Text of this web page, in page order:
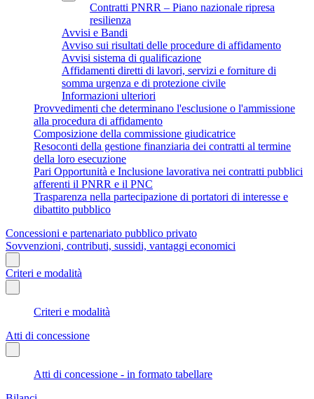
Contratti PNRR – Piano nazionale ripresa
resilienza
Avvisi e Bandi
Avviso sui risultati delle procedure di affidamento
Avvisi sistema di qualificazione
Affidamenti diretti di lavori, servizi e forniture di
somma urgenza e di protezione civile
Informazioni ulteriori
Provvedimenti che determinano l'esclusione o l'ammissione
alla procedura di affidamento
Composizione della commissione giudicatrice
Resoconti della gestione finanziaria dei contratti al termine
della loro esecuzione
Pari Opportunità e Inclusione lavorativa nei contratti pubblici
afferenti il PNRR e il PNC
Trasparenza nella partecipazione di portatori di interesse e
dibattito pubblico
Concessioni e partenariato pubblico privato
Sovvenzioni, contributi, sussidi, vantaggi economici
Criteri e modalità
Criteri e modalità
Atti di concessione
Atti di concessione - in formato tabellare